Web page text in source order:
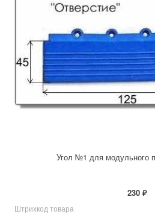
Угол №1 для модульного
230 ₽
Штрихкод товара